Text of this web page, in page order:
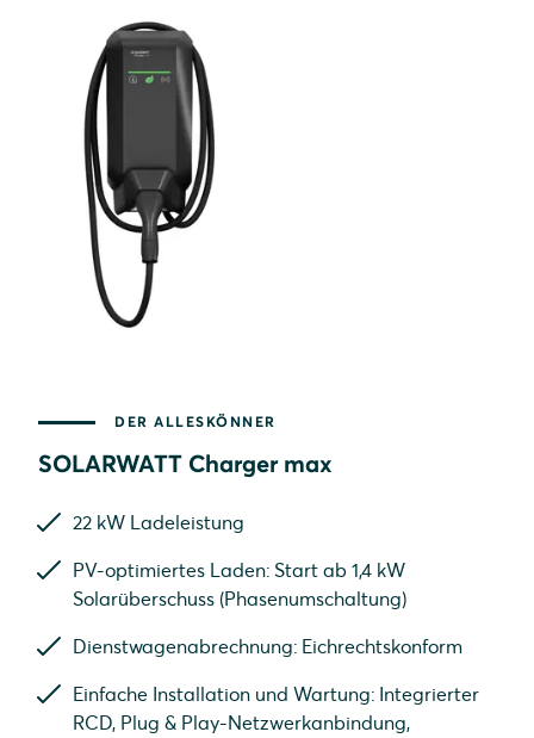
DER ALLESKÖNNER
SOLARWATT Charger max
22 kW Ladeleistung
PV-optimiertes Laden: Start ab 1,4 kW
Solarüberschuss (Phasenumschaltung)
Dienstwagenabrechnung: Eichrechtskonform
Einfache Installation und Wartung: Integrierter
RCD, Plug & Play-Netzwerkanbindung,